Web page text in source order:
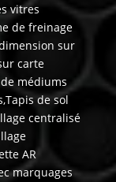
vitres
de freinage
sur
carte
médiums
de sol
centralisé
AR
marquages